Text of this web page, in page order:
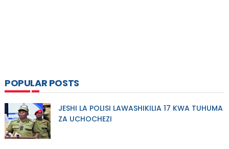
POPULAR POSTS
JESHI LA POLISI LAWASHIKILIA 17 KWA TUHUMA
ZA UCHOCHEZI